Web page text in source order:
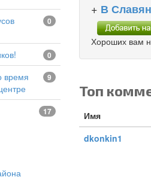
0
0
9
17
+ В
Хороших вам
Топ
Имя
dkonkin1